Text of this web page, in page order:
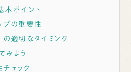
本ポイント
プの重要性
の適切なタイミング
みよう
ェック